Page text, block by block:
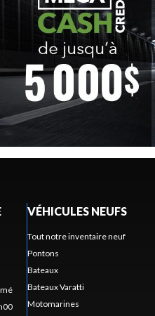
VÉHICULES NEUFS
Tout notre inventaire neuf
Pontons
Bateaux
Bateaux Varatti
Motomarines